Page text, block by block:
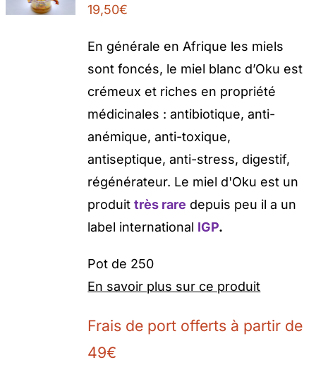
19,50€
En générale en Afrique les miels
sont foncés, le miel blanc d’Oku est
crémeux et riches en propriété
médicinales : antibiotique, anti-
anémique, anti-toxique,
antiseptique, anti-stress, digestif,
régénérateur. Le miel d'Oku est un
produittrès rare depuis peu il a un
label international IGP.
Pot de 250
En savoir plus sur ce produit
Frais de port offerts à partir de
49€